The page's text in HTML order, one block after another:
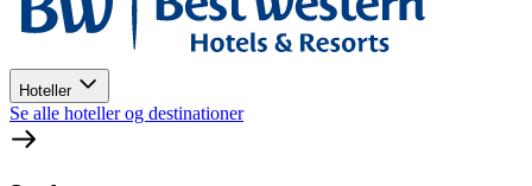
Hoteller
Se alle hoteller og destinationer